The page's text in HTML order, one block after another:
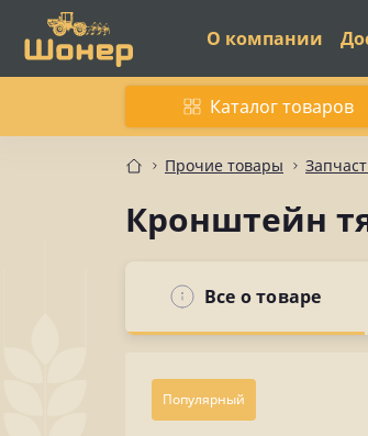
О компании
Каталог товаров
Прочие товары
Кронштейн
Все о товаре
Популярный